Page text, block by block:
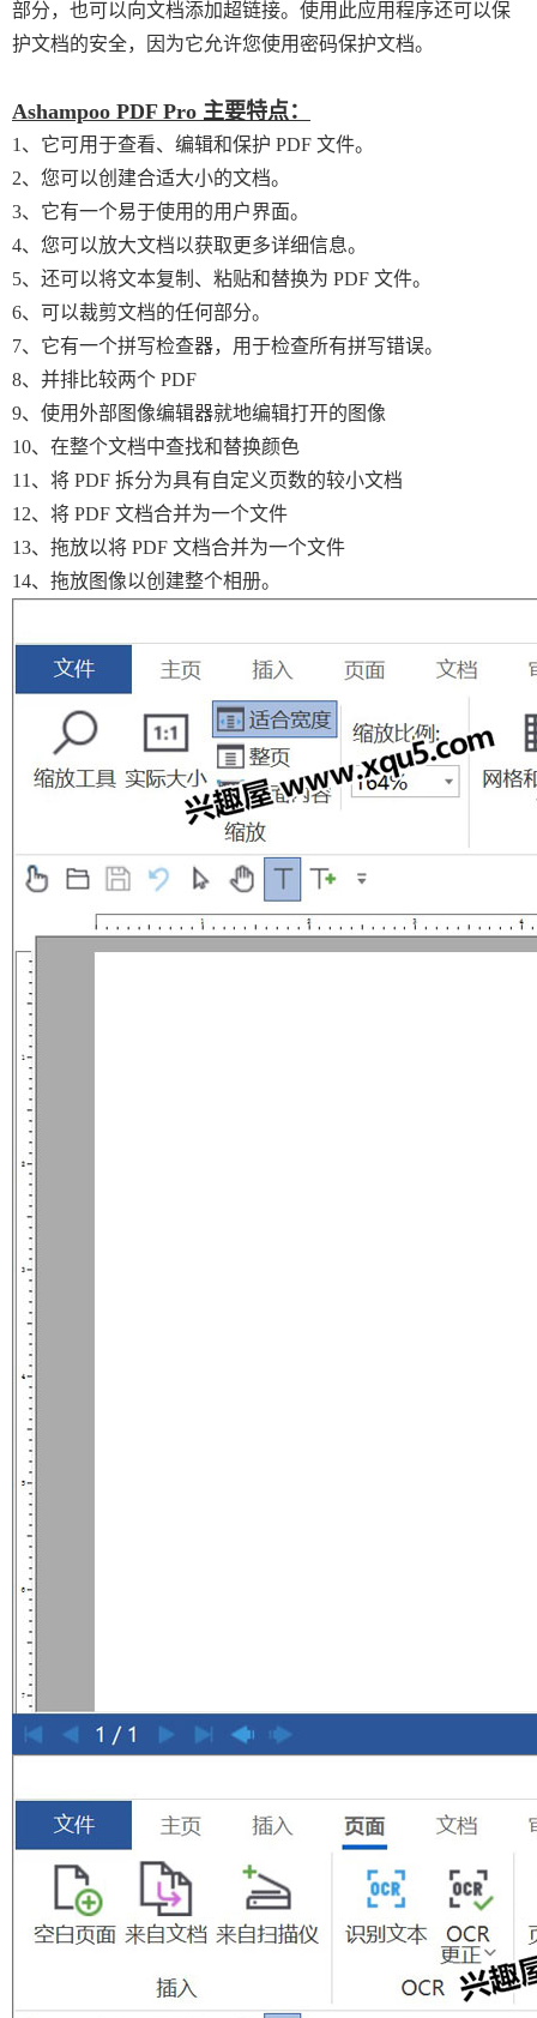
部分，也可以向文档添加超链接。使用此应用程序还可以保
护文档的安全，因为它允许您使用密码保护文档。
Ashampoo PDF Pro 主要特点：
1、它可用于查看、编辑和保护 PDF 文件。
2、您可以创建合适大小的文档。
3、它有一个易于使用的用户界面。
4、您可以放大文档以获取更多详细信息。
5、还可以将文本复制、粘贴和替换为 PDF 文件。
6、可以裁剪文档的任何部分。
7、它有一个拼写检查器，用于检查所有拼写错误。
8、并排比较两个 PDF
9、使用外部图像编辑器就地编辑打开的图像
10、在整个文档中查找和替换颜色
11、将 PDF 拆分为具有自定义页数的较小文档
12、将 PDF 文档合并为一个文件
13、拖放以将 PDF 文档合并为一个文件
14、拖放图像以创建整个相册。